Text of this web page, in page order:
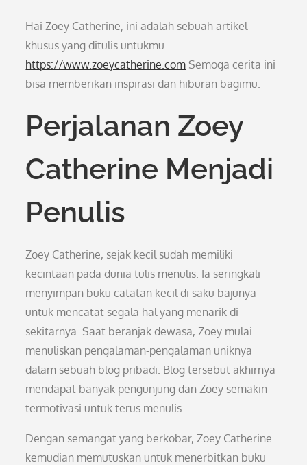
Hai Zoey Catherine, ini adalah sebuah artikel
khusus yang ditulis untukmu.
https://www.zoeycatherine.com Semoga cerita ini
bisa memberikan inspirasi dan hiburan bagimu.
Perjalanan Zoey
Catherine Menjadi
Penulis
Zoey Catherine, sejak kecil sudah memiliki
kecintaan pada dunia tulis menulis. Ia seringkali
menyimpan buku catatan kecil di saku bajunya
untuk mencatat segala hal yang menarik di
sekitarnya. Saat beranjak dewasa, Zoey mulai
menuliskan pengalaman-pengalaman uniknya
dalam sebuah blog pribadi. Blog tersebut akhirnya
mendapat banyak pengunjung dan Zoey semakin
termotivasi untuk terus menulis.
Dengan semangat yang berkobar, Zoey Catherine
kemudian memutuskan untuk menerbitkan buku